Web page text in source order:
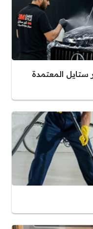
ستايل المعتمدة